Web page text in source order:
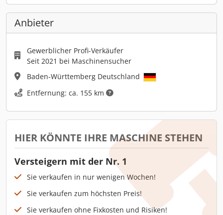
Anbieter
Gewerblicher Profi-Verkäufer
Seit 2021 bei Maschinensucher
Baden-Württemberg Deutschland
Entfernung: ca. 155 km
HIER KÖNNTE IHRE MASCHINE STEHEN
Versteigern mit der Nr. 1
Sie verkaufen in nur wenigen Wochen!
Sie verkaufen zum höchsten Preis!
Sie verkaufen ohne Fixkosten und Risiken!